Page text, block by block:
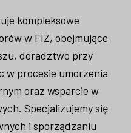
kompleksowe
w FIZ, obejmujące
doradztwo przy
w procesie umorzenia
oraz wsparcie w
Specjalizujemy się
i sporządzaniu